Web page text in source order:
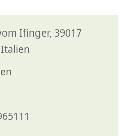
Ifinger, 39017